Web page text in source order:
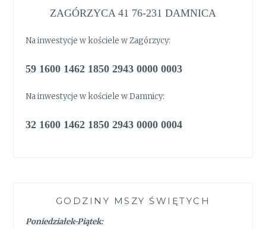
ZAGÓRZYCA 41 76-231 DAMNICA
Na inwestycje w kościele w Zagórzycy:
59 1600 1462 1850 2943 0000 0003
Na inwestycje w kościele w Damnicy:
32 1600 1462 1850 2943 0000 0004
GODZINY MSZY ŚWIĘTYCH
Poniedziałek-Piątek: